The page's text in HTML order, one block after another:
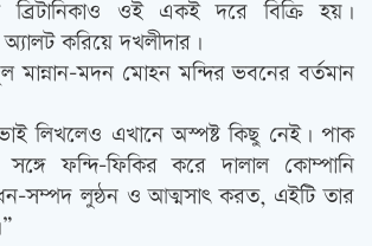
ব্রিটানিকাও ওই একই দরে বিক্রি হয়।
করিয়ে দখলীদার।
মদন মোহন মন্দির ভবনের বর্তমান
লিখলেও এখানে অস্পষ্ট কিছু নেই। পাক
সঙ্গে ফন্দি-ফিকির করে দালাল কোম্পানি
সম্পদ লুন্ঠন ও আত্মসাত্‍ করত, এইটি তার